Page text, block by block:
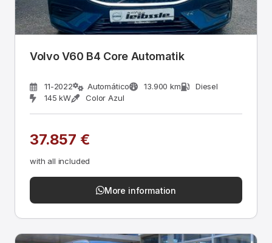
Volvo V60 B4 Core Automatik
11-2022 Automático 13.900 km
Diesel
145 kW
Color Azul
37.857 €
with all included
More information